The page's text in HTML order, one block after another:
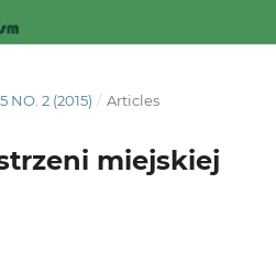
NO. 2 (2015) / Articles
miejskiej